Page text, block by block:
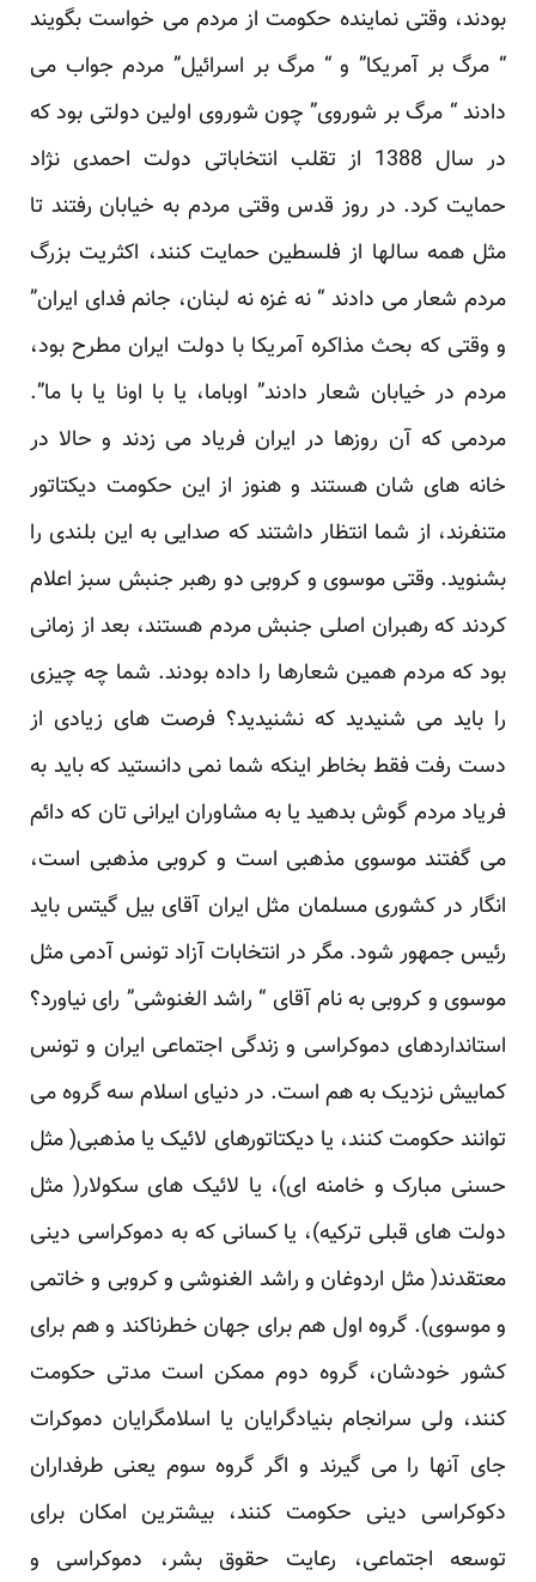
بودند، وقتی نماینده حکومت از مردم می خواست بگویند
“ مرگ بر آمریکا” و “ مرگ بر اسرائیل” مردم جواب می
دادند “ مرگ بر شوروی” چون شوروی اولین دولتی بود که
در سال 1388 از تقلب انتخاباتی دولت احمدی نژاد
حمایت کرد. در روز قدس وقتی مردم به خیابان رفتند تا
مثل همه سالها از فلسطین حمایت کنند، اکثریت بزرگ
مردم شعار می دادند “ نه غزه نه لبنان، جانم فدای ایران”
و وقتی که بحث مذاکره آمریکا با دولت ایران مطرح بود،
مردم در خیابان شعار دادند” اوباما، یا با اونا یا با ما”.
مردمی که آن روزها در ایران فریاد می زدند و حالا در
خانه های شان هستند و هنوز از این حکومت دیکتاتور
متنفرند، از شما انتظار داشتند که صدایی به این بلندی را
بشنوید. وقتی موسوی و کروبی دو رهبر جنبش سبز اعلام
کردند که رهبران اصلی جنبش مردم هستند، بعد از زمانی
بود که مردم همین شعارها را داده بودند. شما چه چیزی
را باید می شنیدید که نشنیدید؟ فرصت های زیادی از
دست رفت فقط بخاطر اینکه شما نمی دانستید که باید به
فریاد مردم گوش بدهید یا به مشاوران ایرانی تان که دائم
می گفتند موسوی مذهبی است و کروبی مذهبی است،
انگار در کشوری مسلمان مثل ایران آقای بیل گیتس باید
رئیس جمهور شود. مگر در انتخابات آزاد تونس آدمی مثل
موسوی و کروبی به نام آقای “ راشد الغنوشی” رای نیاورد؟
استانداردهای دموکراسی و زندگی اجتماعی ایران و تونس
کمابیش نزدیک به هم است. در دنیای اسلام سه گروه می
توانند حکومت کنند، یا دیکتاتورهای لائیک یا مذهبی( مثل
حسنی مبارک و خامنه ای)، یا لائیک های سکولار( مثل
دولت های قبلی ترکیه)، یا کسانی که به دموکراسی دینی
معتقدند( مثل اردوغان و راشد الغنوشی و کروبی و خاتمی
و موسوی). گروه اول هم برای جهان خطرناکند و هم برای
کشور خودشان، گروه دوم ممکن است مدتی حکومت
کنند، ولی سرانجام بنیادگرایان یا اسلامگرایان دموکرات
جای آنها را می گیرند و اگر گروه سوم یعنی طرفداران
دکوکراسی دینی حکومت کنند، بیشترین امکان برای
توسعه اجتماعی، رعایت حقوق بشر، دموکراسی و